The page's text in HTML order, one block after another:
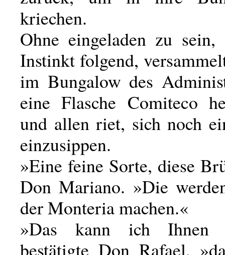
kriechen.
Ohne eingeladen zu sein,
Instinkt folgend,
im Bungalow des
eine Flasche Comiteco
und allen riet, sich noch
einzusippen.
»Eine feine Sorte, diese
Don Mariano. »Die
der Monteria machen.«
»Das kann ich Ihnen
bestätigte Don Rafael,